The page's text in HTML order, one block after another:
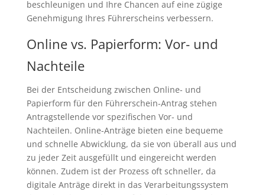
beschleunigen und Ihre Chancen auf eine zügige
Genehmigung Ihres Führerscheins verbessern.
Online vs. Papierform: Vor- und
Nachteile
Bei der Entscheidung zwischen Online- und
Papierform für den Führerschein-Antrag stehen
Antragstellende vor spezifischen Vor- und
Nachteilen. Online-Anträge bieten eine bequeme
und schnelle Abwicklung, da sie von überall aus und
zu jeder Zeit ausgefüllt und eingereicht werden
können. Zudem ist der Prozess oft schneller, da
digitale Anträge direkt in das Verarbeitungssystem